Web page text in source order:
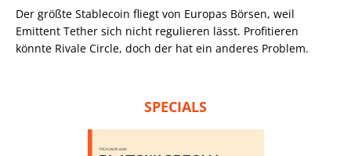
Der größte Stablecoin fliegt von Europas Börsen, weil
Emittent Tether sich nicht regulieren lässt. Profitieren
könnte Rivale Circle, doch der hat ein anderes Problem.
SPECIALS